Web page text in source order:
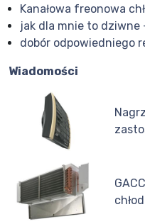
Kanałowa freonowa
jak dla mnie to dziwne
dobór odpowiedniego
Wiadomości